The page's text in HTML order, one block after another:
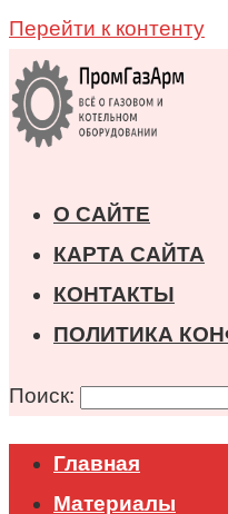
Перейти к контенту
О САЙТЕ
КАРТА САЙТА
КОНТАКТЫ
ПОЛИТИКА
Поиск:
Главная
Материалы